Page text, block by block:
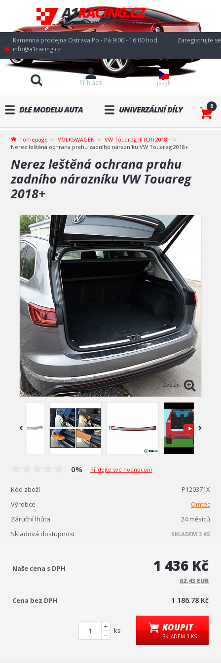
Kamenná prodejna Ostrava Po - Pá 9:00 - 16:00 hod.
info@a1racing.cz
Jazyk
Přihlásit
Zaregistrujte se
DLE MODELU AUTA UNIVERZÁLNÍ DÍLY 0
homepage VOLKSWAGEN
VW Touareg III (CR) 2018+
Nerez leštěná ochrana prahu zadního nárazníku VW Touareg 2018+
Nerez leštěná ochrana prahu
zadního nárazníku VW Touareg
2018+
Zvětšit
0% Přidejte své hodnocení
Kód zboží
P120371X
Výrobce
Omtec
Záruční lhůta
24 měsíců
Skladová dostupnost
SKLADEM 3 KS
Naše cena s DPH 1 436 Kč
62.43 EUR
Cena bez DPH 1 186.78 Kč
ks KOUPIT
SKLADEM 3 KS